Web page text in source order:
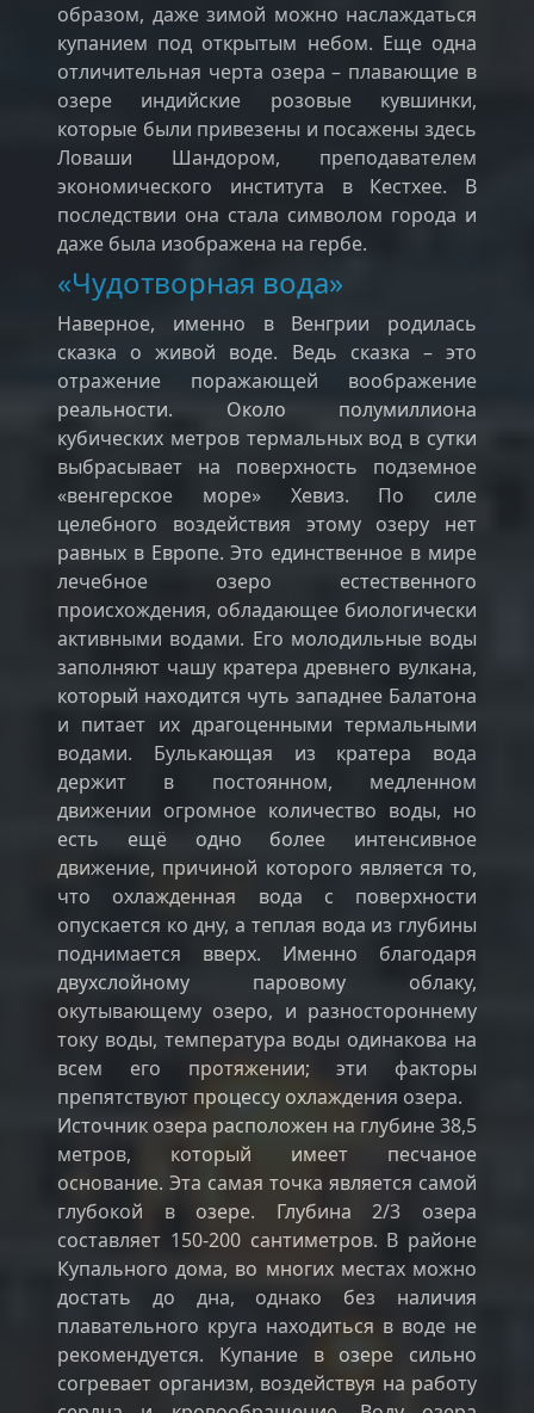
образом, даже зимой можно наслаждаться
купанием под открытым небом. Еще одна
отличительная черта озера – плавающие в
озере индийские розовые кувшинки,
которые были привезены и посажены здесь
Ловаши Шандором, преподавателем
экономического института в Кестхее. В
последствии она стала символом города и
даже была изображена на гербе.
«Чудотворная вода»
Наверное, именно в Венгрии родилась
сказка о живой воде. Ведь сказка – это
отражение поражающей воображение
реальности. Около полумиллиона
кубических метров термальных вод в сутки
выбрасывает на поверхность подземное
«венгерское море» Хевиз. По силе
целебного воздействия этому озеру нет
равных в Европе. Это единственное в мире
лечебное озеро естественного
происхождения, обладающее биологически
активными водами. Его молодильные воды
заполняют чашу кратера древнего вулкана,
который находится чуть западнее Балатона
и питает их драгоценными термальными
водами. Булькающая из кратера вода
держит в постоянном, медленном
движении огромное количество воды, но
есть ещё одно более интенсивное
движение, причиной которого является то,
что охлажденная вода с поверхности
опускается ко дну, а теплая вода из глубины
поднимается вверх. Именно благодаря
двухслойному паровому облаку,
окутывающему озеро, и разностороннему
току воды, температура воды одинакова на
всем его протяжении; эти факторы
препятствуют процессу охлаждения озера.
Источник озера расположен на глубине 38,5
метров, который имеет песчаное
основание. Эта самая точка является самой
глубокой в озере. Глубина 2/3 озера
составляет 150-200 сантиметров. В районе
Купального дома, во многих местах можно
достать до дна, однако без наличия
плавательного круга находиться в воде не
рекомендуется. Купание в озере сильно
согревает организм, воздействуя на работу